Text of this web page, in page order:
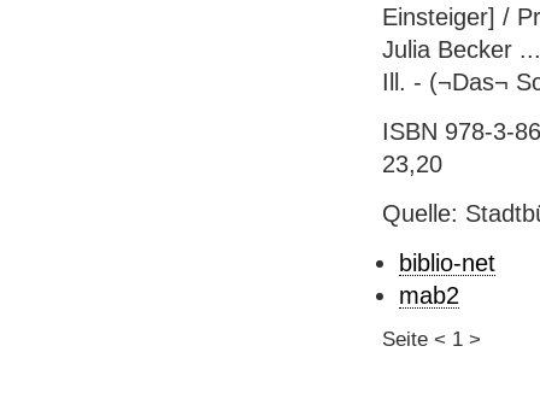
Einsteiger] /
Julia Becker
Ill. - (¬Das¬
ISBN 978-3-
23,20
Quelle:
biblio-net
mab2
Seite < 1 >